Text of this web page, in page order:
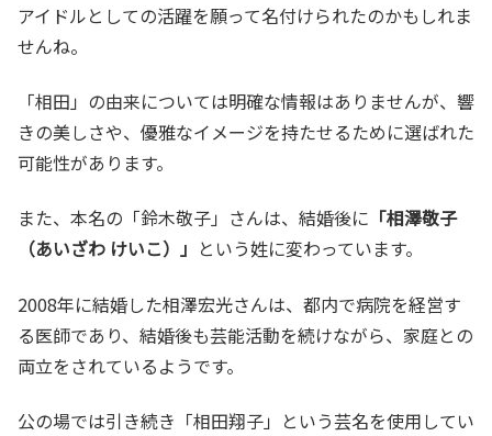
アイドルとしての活躍を願って名付けられたのかもしれま
せんね。
「相田」の由来については明確な情報はありませんが、響
きの美しさや、優雅なイメージを持たせるために選ばれた
可能性があります。
また、本名の「鈴木敬子」さんは、結婚後に 「相澤敬子
（あいざわ けいこ）」 という姓に変わっています。
2008年に結婚した相澤宏光さんは、都内で病院を経営す
る医師であり、結婚後も芸能活動を続けながら、家庭との
両立をされているようです。
公の場では引き続き「相田翔子」という芸名を使用してい